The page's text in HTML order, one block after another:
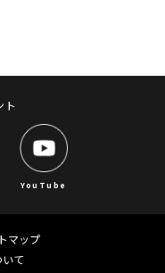
ト
YouTube
マップ
て